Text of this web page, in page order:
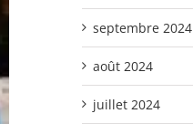
septembre 2024
août 2024
juillet 2024